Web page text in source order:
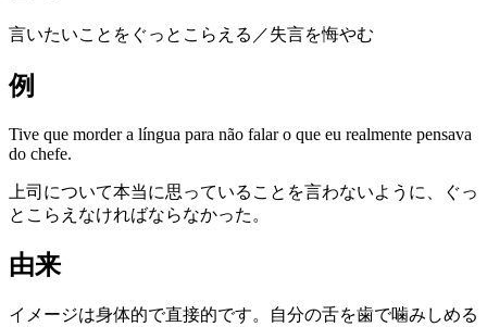
言いたいことをぐっとこらえる／失言を悔やむ
例
Tive que morder a língua para não falar o que eu realmente pensava
do chefe.
上司について本当に思っていることを言わないように、ぐっ
とこらえなければならなかった。
由来
イメージは身体的で直接的です。自分の舌を歯で噛みしめる